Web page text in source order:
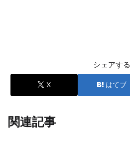
シェアする
X はてブ
関連記事